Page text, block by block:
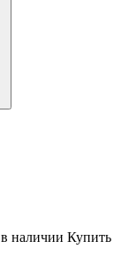
в наличии Купить